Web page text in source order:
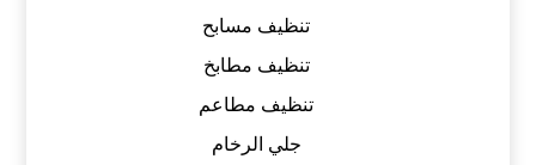
تنظيف مسابح
تنظيف مطابخ
تنظيف مطاعم
جلي الرخام